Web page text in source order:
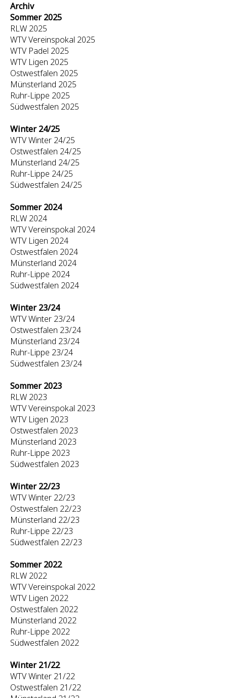
Archiv
Sommer 2025
RLW 2025
WTV Vereinspokal 2025
WTV Padel 2025
WTV Ligen 2025
Ostwestfalen 2025
Münsterland 2025
Ruhr-Lippe 2025
Südwestfalen 2025
Winter 24/25
WTV Winter 24/25
Ostwestfalen 24/25
Münsterland 24/25
Ruhr-Lippe 24/25
Südwestfalen 24/25
Sommer 2024
RLW 2024
WTV Vereinspokal 2024
WTV Ligen 2024
Ostwestfalen 2024
Münsterland 2024
Ruhr-Lippe 2024
Südwestfalen 2024
Winter 23/24
WTV Winter 23/24
Ostwestfalen 23/24
Münsterland 23/24
Ruhr-Lippe 23/24
Südwestfalen 23/24
Sommer 2023
RLW 2023
WTV Vereinspokal 2023
WTV Ligen 2023
Ostwestfalen 2023
Münsterland 2023
Ruhr-Lippe 2023
Südwestfalen 2023
Winter 22/23
WTV Winter 22/23
Ostwestfalen 22/23
Münsterland 22/23
Ruhr-Lippe 22/23
Südwestfalen 22/23
Sommer 2022
RLW 2022
WTV Vereinspokal 2022
WTV Ligen 2022
Ostwestfalen 2022
Münsterland 2022
Ruhr-Lippe 2022
Südwestfalen 2022
Winter 21/22
WTV Winter 21/22
Ostwestfalen 21/22